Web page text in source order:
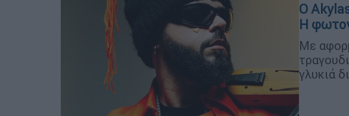
Ο
Η
Με
γλυκιά